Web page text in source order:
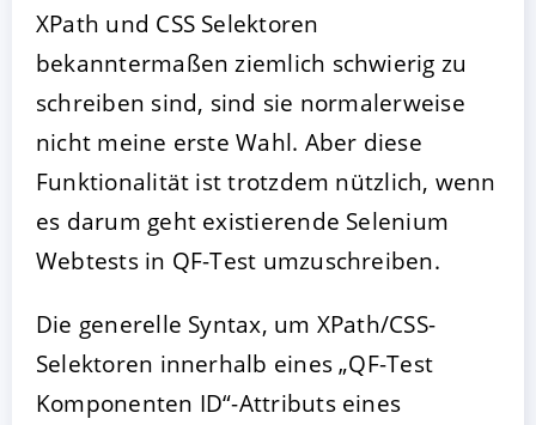
XPath und CSS Selektoren
bekanntermaßen ziemlich schwierig zu
schreiben sind, sind sie normalerweise
nicht meine erste Wahl. Aber diese
Funktionalität ist trotzdem nützlich, wenn
es darum geht existierende Selenium
Webtests in QF-Test umzuschreiben.
Die generelle Syntax, um XPath/CSS-
Selektoren innerhalb eines „QF-Test
Komponenten ID“-Attributs eines